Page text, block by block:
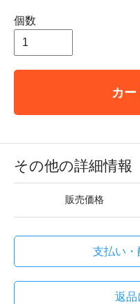
個数
カ
その他の詳細情報
販売価格
支払い・
返品